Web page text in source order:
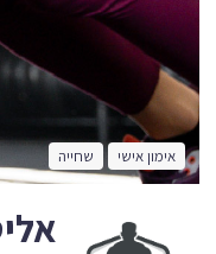
אימון אישי שחייה